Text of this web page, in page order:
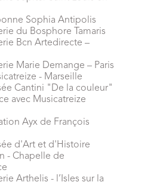
Sophia Antipolis
Bosphore Tamaris
Bcn Artedirecte –
Marie Demange – Paris
- Marseille
Cantini "De la couleur"
avec Musicatreize
Ayx de François
d'Art et d'Histoire
- Chapelle de
Arthelis - l’Isles sur la